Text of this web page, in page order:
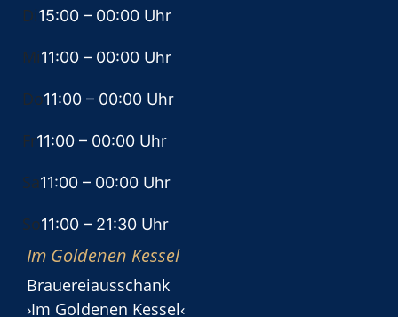
Di15:00 – 00:00 Uhr
Mi11:00 – 00:00 Uhr
Do11:00 – 00:00 Uhr
Fr11:00 – 00:00 Uhr
Sa11:00 – 00:00 Uhr
So11:00 – 21:30 Uhr
Im Goldenen Kessel
Brauereiausschank
›Im Goldenen Kessel‹